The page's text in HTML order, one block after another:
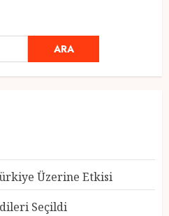
ARA
Üzerine Etkisi
Seçildi